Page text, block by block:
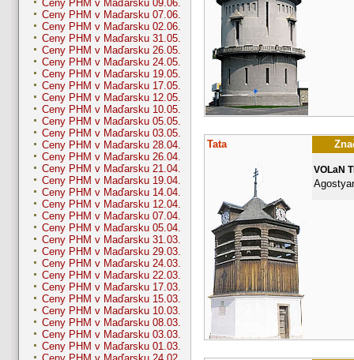
Ceny PHM v Maďarsku 09.06.
Ceny PHM v Maďarsku 07.06.
Ceny PHM v Maďarsku 02.06.
Ceny PHM v Maďarsku 31.05.
Ceny PHM v Maďarsku 26.05.
Ceny PHM v Maďarsku 24.05.
Ceny PHM v Maďarsku 19.05.
Ceny PHM v Maďarsku 17.05.
Ceny PHM v Maďarsku 12.05.
Ceny PHM v Maďarsku 10.05.
Ceny PHM v Maďarsku 05.05.
Ceny PHM v Maďarsku 03.05.
Ceny PHM v Maďarsku 28.04.
Ceny PHM v Maďarsku 26.04.
Ceny PHM v Maďarsku 21.04.
Ceny PHM v Maďarsku 19.04.
Ceny PHM v Maďarsku 14.04.
Ceny PHM v Maďarsku 12.04.
Ceny PHM v Maďarsku 07.04.
Ceny PHM v Maďarsku 05.04.
Ceny PHM v Maďarsku 31.03.
Ceny PHM v Maďarsku 29.03.
Ceny PHM v Maďarsku 24.03.
Ceny PHM v Maďarsku 22.03.
Ceny PHM v Maďarsku 17.03.
Ceny PHM v Maďarsku 15.03.
Ceny PHM v Maďarsku 10.03.
Ceny PHM v Maďarsku 08.03.
Ceny PHM v Maďarsku 03.03.
Ceny PHM v Maďarsku 01.03.
Tata
VOLaN